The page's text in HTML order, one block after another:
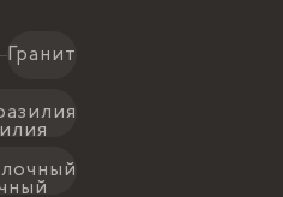
Гранит